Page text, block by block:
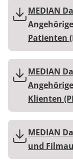
Kinder-
Geriatrie
HTS &
Long Covid
Prävention
Nachsorge
Kosten &
Reha FAQ
Reha
Zuweiser
Über MEDIAN
Presse
Blog
MEDIAN
Patienten
MEDIAN
Klienten
MEDIAN
und